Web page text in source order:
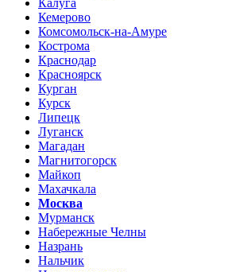
Кемерово
Комсомольск-на-Амуре
Кострома
Краснодар
Красноярск
Курган
Курск
Липецк
Луганск
Магадан
Магнитогорск
Майкоп
Махачкала
Москва
Мурманск
Набережные Челны
Назрань
Нальчик